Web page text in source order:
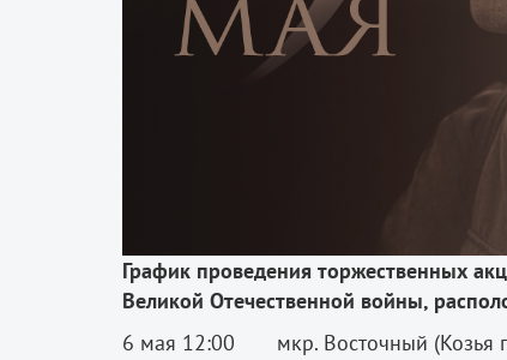
График проведения торжественных
Великой Отечественной войны,
6 мая 12:00 мкр. Восточный (Козья